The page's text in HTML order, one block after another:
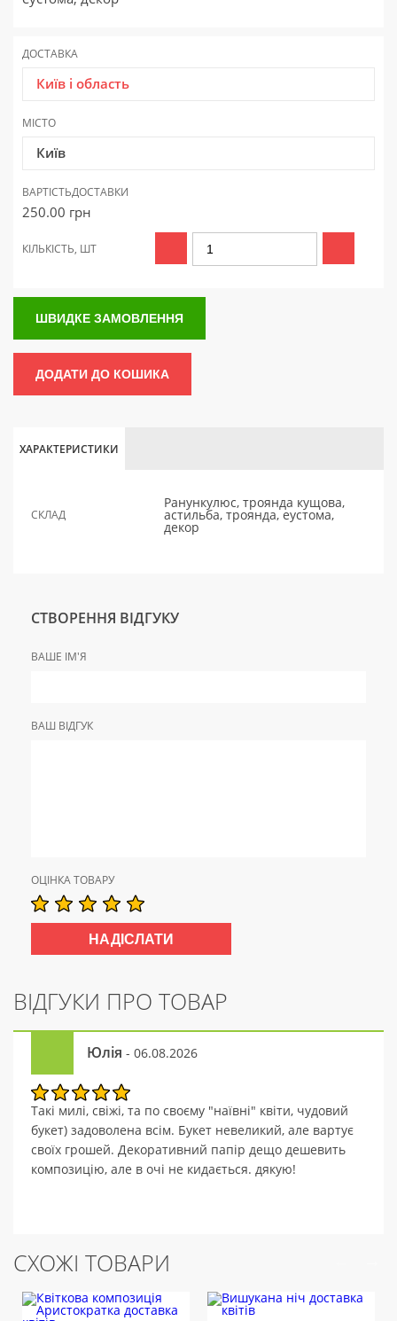
ДОСТАВКА
Київ і область
МІСТО
Київ
ВАРТІСТЬДОСТАВКИ
250.00 грн
КІЛЬКІСТЬ, ШТ
ШВИДКЕ ЗАМОВЛЕННЯ
ДОДАТИ ДО КОШИКА
ХАРАКТЕРИСТИКИ
СКЛАД
Ранункулюс, троянда кущова,
астильба, троянда, еустома,
декор
СТВОРЕННЯ ВІДГУКУ
ВАШЕ ІМ'Я
ВАШ ВІДГУК
ОЦІНКА ТОВАРУ
ВІДГУКИ ПРО ТОВАР
Юлія - 06.08.2026
Такі милі, свіжі, та по своєму "наївні" квіти, чудовий
букет) задоволена всім. Букет невеликий, але вартує
своїх грошей. Декоративний папір дещо дешевить
композицію, але в очі не кидається. дякую!
СХОЖІ ТОВАРИ